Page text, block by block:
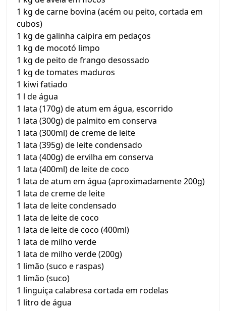
1 kg de carne bovina (acém ou peito, cortada em
cubos)
1 kg de galinha caipira em pedaços
1 kg de mocotó limpo
1 kg de peito de frango desossado
1 kg de tomates maduros
1 kiwi fatiado
1 l de água
1 lata (170g) de atum em água, escorrido
1 lata (300g) de palmito em conserva
1 lata (300ml) de creme de leite
1 lata (395g) de leite condensado
1 lata (400g) de ervilha em conserva
1 lata (400ml) de leite de coco
1 lata de atum em água (aproximadamente 200g)
1 lata de creme de leite
1 lata de leite condensado
1 lata de leite de coco
1 lata de leite de coco (400ml)
1 lata de milho verde
1 lata de milho verde (200g)
1 limão (suco e raspas)
1 limão (suco)
1 linguiça calabresa cortada em rodelas
1 litro de água